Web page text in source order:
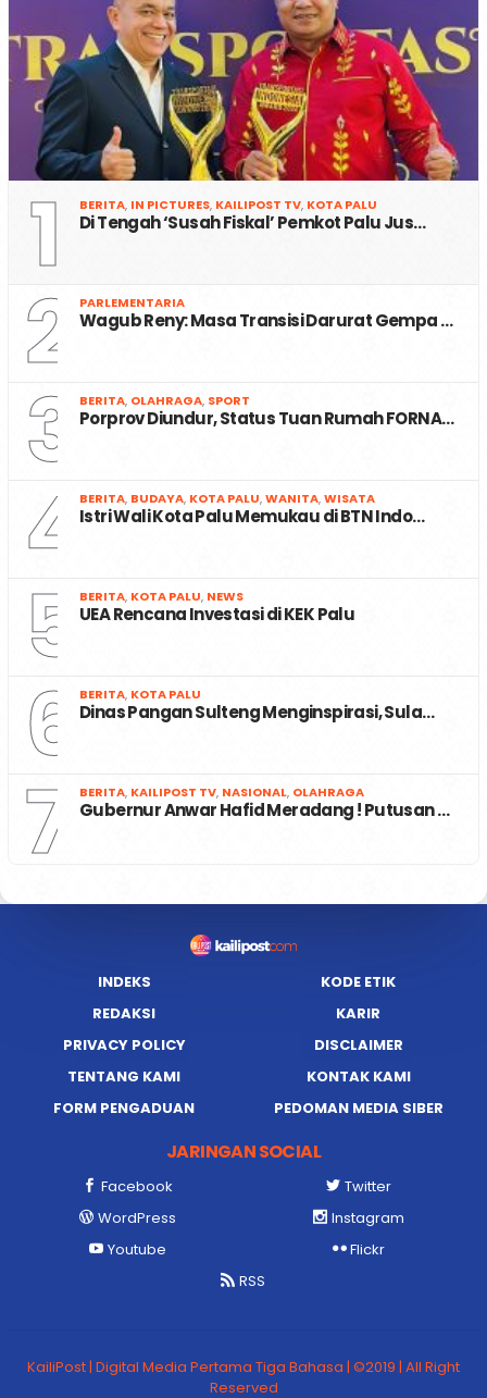
1 BERITA, IN PICTURES, KAILIPOST TV, KOTA PALU
Di Tengah ‘Susah Fiskal’ Pemkot Palu Jus…
2 PARLEMENTARIA
Wagub Reny: Masa Transisi Darurat Gempa …
3 BERITA, OLAHRAGA, SPORT
Porprov Diundur, Status Tuan Rumah FORNA…
4 BERITA, BUDAYA, KOTA PALU,WANITA,WISATA
Istri Wali Kota Palu Memukau di BTN Indo…
5 BERITA, KOTA PALU, NEWS
UEA Rencana Investasi di KEK Palu
6 BERITA, KOTA PALU
Dinas Pangan Sulteng Menginspirasi, Sula…
7 BERITA, KAILIPOST TV, NASIONAL, OLAHRAGA
Gubernur Anwar Hafid Meradang ! Putusan …
INDEKS
KODE ETIK
REDAKSI
KARIR
PRIVACY POLICY
DISCLAIMER
TENTANG KAMI
KONTAK KAMI
FORM PENGADUAN
PEDOMAN MEDIA SIBER
JARINGAN SOCIAL
Facebook
Twitter
WordPress
Instagram
Youtube
Flickr
RSS
KailiPost | Digital Media Pertama Tiga Bahasa | ©2019 | All Right
Reserved